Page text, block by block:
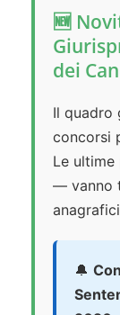
🆕
dei
Il quadro
concorsi
Le
— vanno
🔔